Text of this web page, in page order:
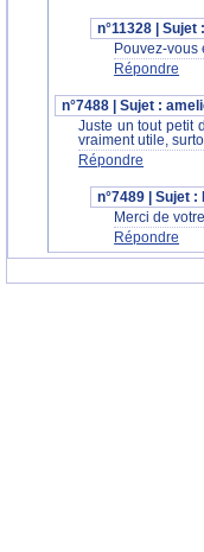
n°11328 | Sujet
Pouvez-vous
Répondre
n°7488 | Sujet :
Juste un tout petit
vraiment utile,
Répondre
n°7489 | Sujet
Merci de
Répondre